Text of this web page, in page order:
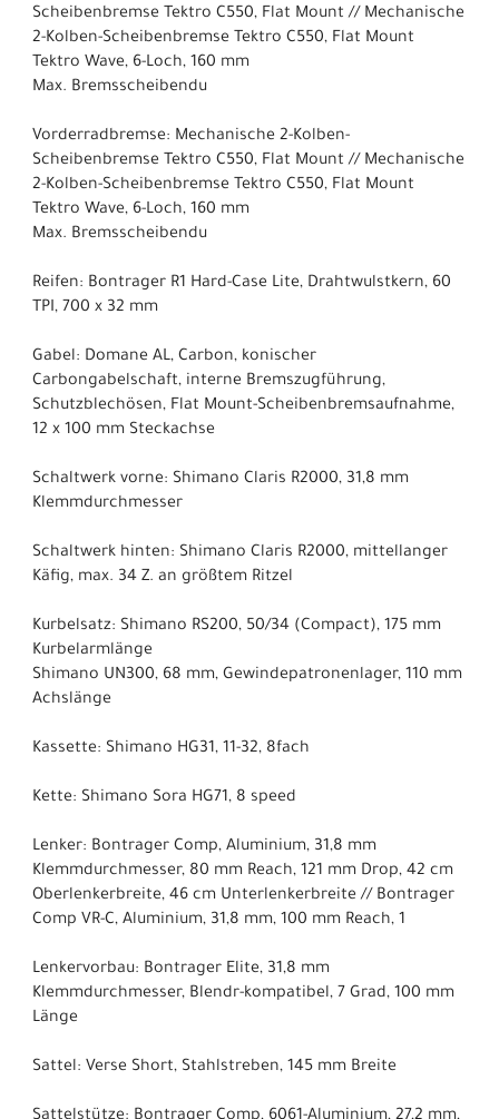
Scheibenbremse Tektro C550, Flat Mount // Mechanische
2-Kolben-Scheibenbremse Tektro C550, Flat Mount
Tektro Wave, 6-Loch, 160 mm
Max. Bremsscheibendu
Vorderradbremse: Mechanische 2-Kolben-
Scheibenbremse Tektro C550, Flat Mount // Mechanische
2-Kolben-Scheibenbremse Tektro C550, Flat Mount
Tektro Wave, 6-Loch, 160 mm
Max. Bremsscheibendu
Reifen: Bontrager R1 Hard-Case Lite, Drahtwulstkern, 60
TPI, 700 x 32 mm
Gabel: Domane AL, Carbon, konischer
Carbongabelschaft, interne Bremszugführung,
Schutzblechösen, Flat Mount-Scheibenbremsaufnahme,
12 x 100 mm Steckachse
Schaltwerk vorne: Shimano Claris R2000, 31,8 mm
Klemmdurchmesser
Schaltwerk hinten: Shimano Claris R2000, mittellanger
Käfig, max. 34 Z. an größtem Ritzel
Kurbelsatz: Shimano RS200, 50/34 (Compact), 175 mm
Kurbelarmlänge
Shimano UN300, 68 mm, Gewindepatronenlager, 110 mm
Achslänge
Kassette: Shimano HG31, 11-32, 8fach
Kette: Shimano Sora HG71, 8 speed
Lenker: Bontrager Comp, Aluminium, 31,8 mm
Klemmdurchmesser, 80 mm Reach, 121 mm Drop, 42 cm
Oberlenkerbreite, 46 cm Unterlenkerbreite // Bontrager
Comp VR-C, Aluminium, 31,8 mm, 100 mm Reach, 1
Lenkervorbau: Bontrager Elite, 31,8 mm
Klemmdurchmesser, Blendr-kompatibel, 7 Grad, 100 mm
Länge
Sattel: Verse Short, Stahlstreben, 145 mm Breite